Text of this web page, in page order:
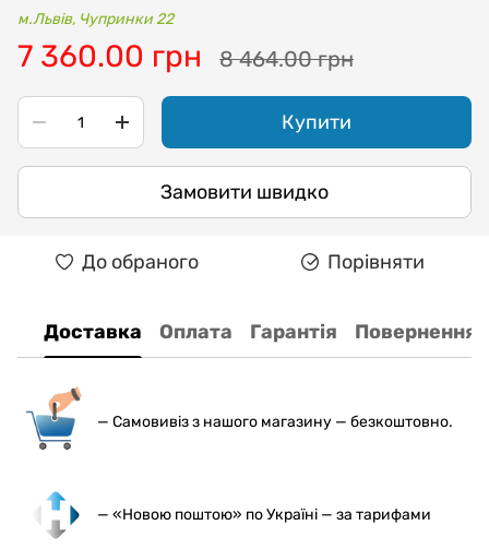
м.Львів, Чупринки 22
7 360.00 грн 8 464.00 грн
Купити
Замовити швидко
До обраного Порівняти
Доставка Оплата Гарантія Повернення
— Самовивіз з нашого магазину — безкоштовно.
— «Новою поштою» по Україні — за тарифами